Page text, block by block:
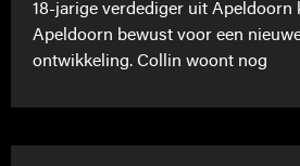
18-jarige verdediger uit Apeldoorn
Apeldoorn bewust voor een
ontwikkeling. Collin woont nog